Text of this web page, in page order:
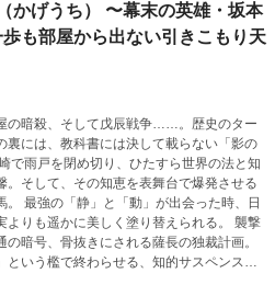
かげうち） 〜幕末の英雄・坂本
も部屋から出ない引きこもり天
の暗殺、そして戊辰戦争……。歴史のター
裏には、教科書には決して載らない「影の
で雨戸を閉め切り、ひたすら世界の法と知
。そして、その知恵を表舞台で爆発させる
。 最強の「静」と「動」が出会った時、日
よりも遥かに美しく塗り替えられる。 襲撃
の暗号、骨抜きにされる薩長の独裁計画。
という檻で終わらせる、知的サスペンス幕
私はただ、職人としての仕事をしただけ